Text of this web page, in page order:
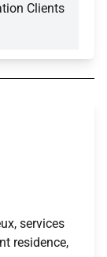
Clients
services
residence,